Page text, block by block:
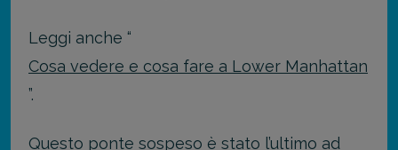
Leggi anche “
Cosa vedere e cosa fare a Lower Manhattan
”.
Questo ponte sospeso è stato l’ultimo ad